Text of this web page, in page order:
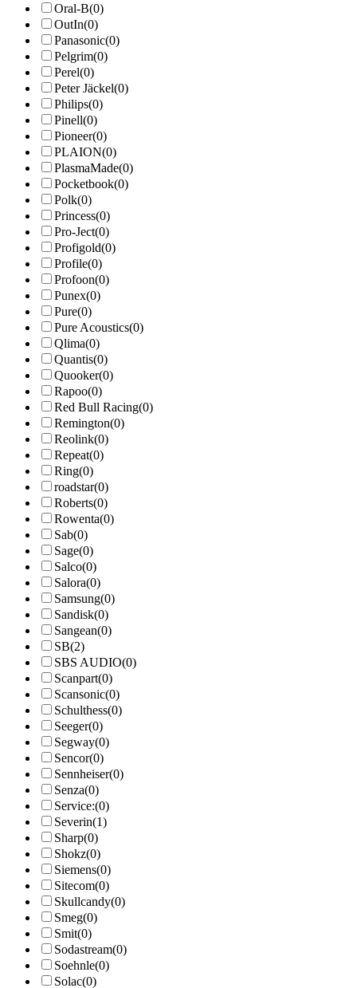
Oral-B(0)
OutIn(0)
Panasonic(0)
Pelgrim(0)
Perel(0)
Peter Jäckel(0)
Philips(0)
Pinell(0)
Pioneer(0)
PLAION(0)
PlasmaMade(0)
Pocketbook(0)
Polk(0)
Princess(0)
Pro-Ject(0)
Profigold(0)
Profile(0)
Profoon(0)
Punex(0)
Pure(0)
Pure Acoustics(0)
Qlima(0)
Quantis(0)
Quooker(0)
Rapoo(0)
Red Bull Racing(0)
Remington(0)
Reolink(0)
Repeat(0)
Ring(0)
roadstar(0)
Roberts(0)
Rowenta(0)
Sab(0)
Sage(0)
Salco(0)
Salora(0)
Samsung(0)
Sandisk(0)
Sangean(0)
SB(2)
SBS AUDIO(0)
Scanpart(0)
Scansonic(0)
Schulthess(0)
Seeger(0)
Segway(0)
Sencor(0)
Sennheiser(0)
Senza(0)
Service:(0)
Severin(1)
Sharp(0)
Shokz(0)
Siemens(0)
Sitecom(0)
Skullcandy(0)
Smeg(0)
Smit(0)
Sodastream(0)
Soehnle(0)
Solac(0)